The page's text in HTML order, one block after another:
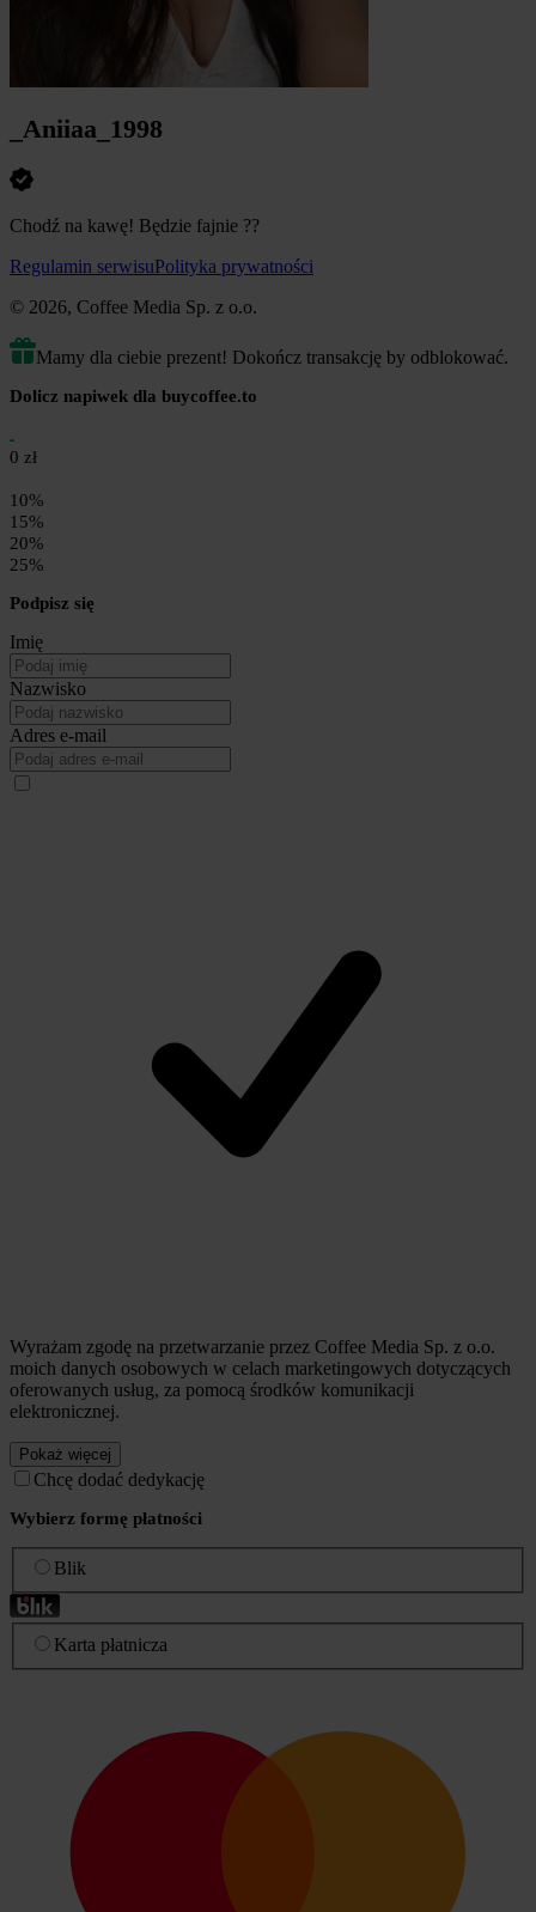
_Aniiaa_1998
Chodź na kawę! Będzie fajnie ??
Regulamin serwisuPolityka prywatności
© 2026, Coffee Media Sp. z o.o.
Mamy dla ciebie prezent! Dokończ transakcję by odblokować.
Dolicz napiwek dla buycoffee.to
0 zł
10%
15%
20%
25%
Podpisz się
Imię
Nazwisko
Adres e-mail
Wyrażam zgodę na przetwarzanie przez Coffee Media Sp. z o.o.
moich danych osobowych w celach marketingowych dotyczących
oferowanych usług, za pomocą środków komunikacji
elektronicznej.
Pokaż więcej
Chcę dodać dedykację
Wybierz formę płatności
Blik
Karta płatnicza